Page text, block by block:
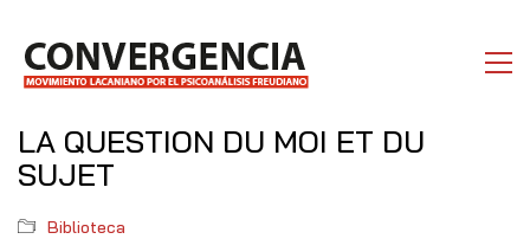
LA QUESTION DU MOI ET DU
SUJET
Biblioteca